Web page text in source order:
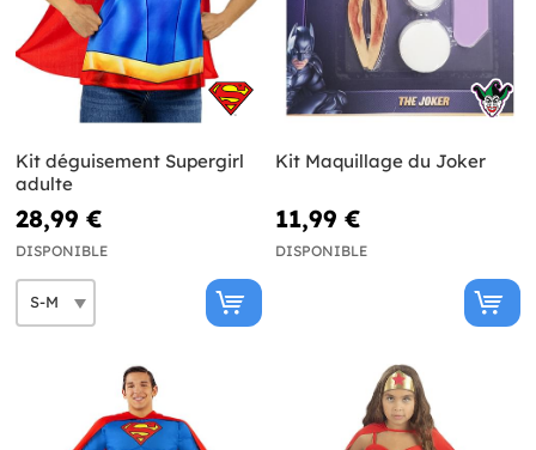
Kit déguisement Supergirl
adulte
28,99 €
DISPONIBLE
Kit Maquillage du Joker
11,99 €
DISPONIBLE